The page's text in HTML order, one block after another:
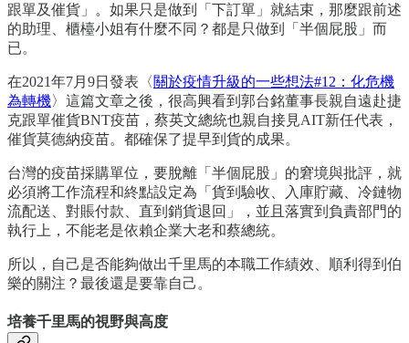
跟單及催貨」。如果只是做到「下訂單」就結束，那麼跟前述
的助理、櫃檯小姐有什麼不同？都是只做到「半個屁股」而
已。
在2021年7月9日發表〈關於疫情升級的一些想法#12：化危機
為轉機〉這篇文章之後，很高興看到郭台銘董事長親自遠赴捷
克跟單催貨BNT疫苗，蔡英文總統也親自接見AIT新任代表，
催貨莫德納疫苗。都確保了提早到貨的成果。
台灣的疫苗採購單位，要脫離「半個屁股」的窘境與批評，就
必須將工作流程和終點設定為「貨到驗收、入庫貯藏、冷鏈物
流配送、對賬付款、直到銷貨退回」，並且落實到負責部門的
執行上，不能老是依賴企業大老和蔡總統。
所以，自己是否能夠做出千里馬的本職工作績效、順利得到伯
樂的關注？最後還是要靠自己。
培養千里馬的視野與高度